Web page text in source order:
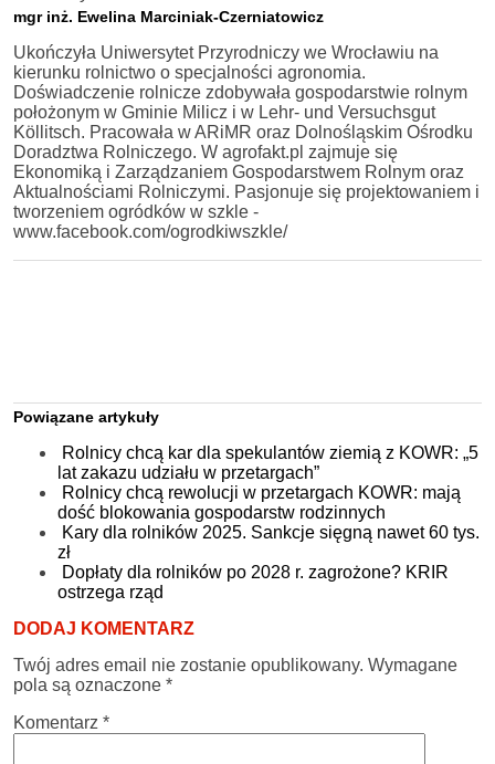
mgr inż. Ewelina Marciniak-Czerniatowicz
Ukończyła Uniwersytet Przyrodniczy we Wrocławiu na
kierunku rolnictwo o specjalności agronomia.
Doświadczenie rolnicze zdobywała gospodarstwie rolnym
położonym w Gminie Milicz i w Lehr- und Versuchsgut
Köllitsch. Pracowała w ARiMR oraz Dolnośląskim Ośrodku
Doradztwa Rolniczego. W agrofakt.pl zajmuje się
Ekonomiką i Zarządzaniem Gospodarstwem Rolnym oraz
Aktualnościami Rolniczymi. Pasjonuje się projektowaniem i
tworzeniem ogródków w szkle -
www.facebook.com/ogrodkiwszkle/
Powiązane artykuły
Rolnicy chcą kar dla spekulantów ziemią z KOWR: „5
lat zakazu udziału w przetargach”
Rolnicy chcą rewolucji w przetargach KOWR: mają
dość blokowania gospodarstw rodzinnych
Kary dla rolników 2025. Sankcje sięgną nawet 60 tys.
zł
Dopłaty dla rolników po 2028 r. zagrożone? KRIR
ostrzega rząd
DODAJ KOMENTARZ
Twój adres email nie zostanie opublikowany. Wymagane
pola są oznaczone *
Komentarz *